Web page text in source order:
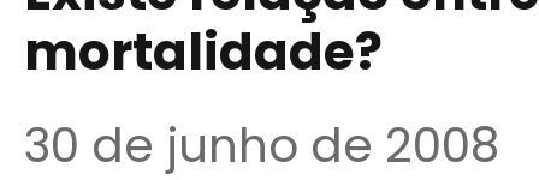
mortalidade?
30 de junho de 2008